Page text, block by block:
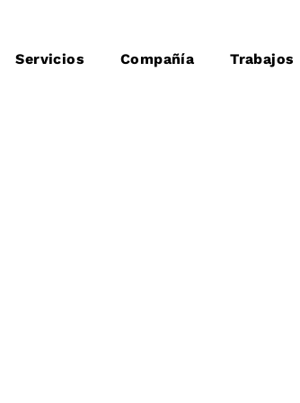
Servicios Compañía Trabajos